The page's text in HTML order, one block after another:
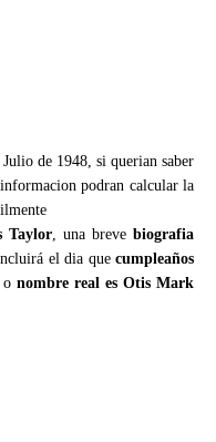
de 1948, si querian saber
podran calcular la
Taylor, una brevebiografia
el dia quecumpleaños
onombre real es Otis Mark